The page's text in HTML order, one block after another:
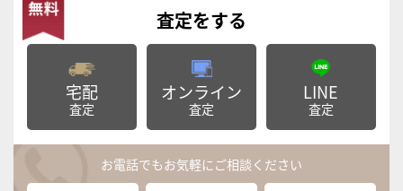
査定をする
宅配
査定
オンライン
査定
LINE
査定
お電話でもお気軽にご相談ください